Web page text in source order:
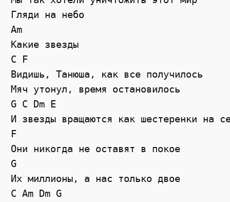
Гляди на небо
Am
Какие звезды
C F
Видишь, Танюша, как все получилось
Мяч утонул, время остановилось
G C Dm E
И звезды вращаются как шестеренки на
F
Они никогда не оставят в покое
G
Их миллионы, а нас только двое
C Am Dm G